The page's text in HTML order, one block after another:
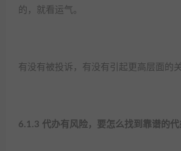
的，就看运气。​
有没有被投诉，有没有引起更高层面的
6.1.3 代办有风险，要怎么找到靠谱的